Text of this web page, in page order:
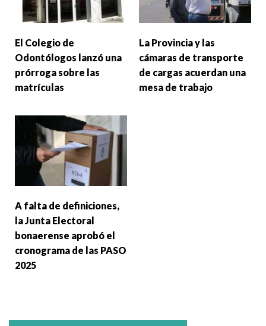
El Colegio de
Odontólogos lanzó una
prórroga sobre las
matrículas
La Provincia y las
cámaras de transporte
de cargas acuerdan una
mesa de trabajo
A falta de definiciones,
la Junta Electoral
bonaerense aprobó el
cronograma de las PASO
2025